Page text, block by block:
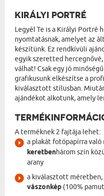
KIRÁLYI PORTRÉ
Legyél Te is a Királyi Portré
nyomtatásnak, amelyet az
készítünk. Ez rendkívüli
egyik szeretted
válhat! Csak egy jó
grafikusunk elkészítse a
kiválasztott stílusban.
ajándékot alkotunk, amely
A terméknek 2 fajtája lehet:
a plakát fotópapírra való
keretbenhárom szín
arany
a kiválasztott
vászonkép (100%